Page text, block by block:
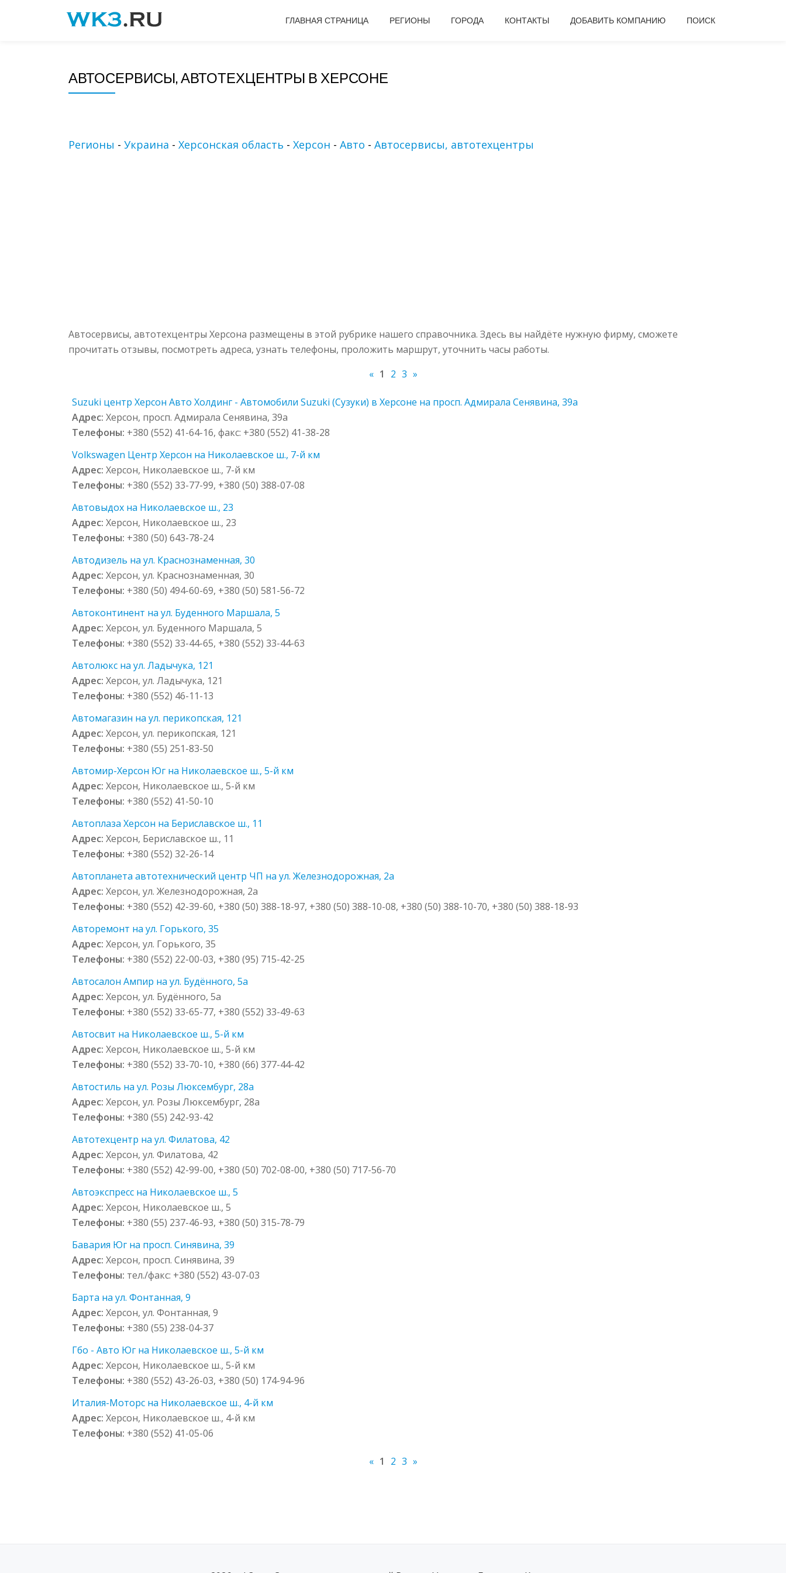
ГЛАВНАЯ СТРАНИЦА РЕГИОНЫ ГОРОДА КОНТАКТЫ ДОБАВИТЬ КОМПАНИЮ ПОИСК
АВТОСЕРВИСЫ, АВТОТЕХЦЕНТРЫ В ХЕРСОНЕ
Регионы - Украина - Херсонская область - Херсон - Авто - Автосервисы, автотехцентры
Автосервисы, автотехцентры Херсона размещены в этой рубрике нашего справочника. Здесь вы найдёте нужную фирму, сможете
прочитать отзывы, посмотреть адреса, узнать телефоны, проложить маршрут, уточнить часы работы.
« 1 2 3 »
Suzuki центр Херсон Авто Холдинг - Автомобили Suzuki (Сузуки) в Херсоне на просп. Адмирала Сенявина, 39а
Адрес:Херсон, просп. Адмирала Сенявина, 39а
Телефоны: +380 (552) 41-64-16, факс: +380 (552) 41-38-28
Volkswagen Центр Херсон на Николаевское ш., 7-й км
Адрес:Херсон, Николаевское ш., 7-й км
Телефоны: +380 (552) 33-77-99, +380 (50) 388-07-08
Автовыдох на Николаевское ш., 23
Адрес:Херсон, Николаевское ш., 23
Телефоны: +380 (50) 643-78-24
Автодизель на ул. Краснознаменная, 30
Адрес:Херсон, ул. Краснознаменная, 30
Телефоны: +380 (50) 494-60-69, +380 (50) 581-56-72
Автоконтинент на ул. Буденного Маршала, 5
Адрес:Херсон, ул. Буденного Маршала, 5
Телефоны: +380 (552) 33-44-65, +380 (552) 33-44-63
Автолюкс на ул. Ладычука, 121
Адрес:Херсон, ул. Ладычука, 121
Телефоны: +380 (552) 46-11-13
Автомагазин на ул. перикопская, 121
Адрес:Херсон, ул. перикопская, 121
Телефоны: +380 (55) 251-83-50
Автомир-Херсон Юг на Николаевское ш., 5-й км
Адрес:Херсон, Николаевское ш., 5-й км
Телефоны: +380 (552) 41-50-10
Автоплаза Херсон на Бериславское ш., 11
Адрес:Херсон, Бериславское ш., 11
Телефоны: +380 (552) 32-26-14
Автопланета автотехнический центр ЧП на ул. Железнодорожная, 2а
Адрес:Херсон, ул. Железнодорожная, 2а
Телефоны: +380 (552) 42-39-60, +380 (50) 388-18-97, +380 (50) 388-10-08, +380 (50) 388-10-70, +380 (50) 388-18-93
Авторемонт на ул. Горького, 35
Адрес:Херсон, ул. Горького, 35
Телефоны: +380 (552) 22-00-03, +380 (95) 715-42-25
Автосалон Ампир на ул. Будённого, 5а
Адрес:Херсон, ул. Будённого, 5а
Телефоны: +380 (552) 33-65-77, +380 (552) 33-49-63
Автосвит на Николаевское ш., 5-й км
Адрес:Херсон, Николаевское ш., 5-й км
Телефоны: +380 (552) 33-70-10, +380 (66) 377-44-42
Автостиль на ул. Розы Люксембург, 28а
Адрес:Херсон, ул. Розы Люксембург, 28а
Телефоны: +380 (55) 242-93-42
Автотехцентр на ул. Филатова, 42
Адрес:Херсон, ул. Филатова, 42
Телефоны: +380 (552) 42-99-00, +380 (50) 702-08-00, +380 (50) 717-56-70
Автоэкспресс на Николаевское ш., 5
Адрес:Херсон, Николаевское ш., 5
Телефоны: +380 (55) 237-46-93, +380 (50) 315-78-79
Бавария Юг на просп. Синявина, 39
Адрес:Херсон, просп. Синявина, 39
Телефоны: тел./факс: +380 (552) 43-07-03
Барта на ул. Фонтанная, 9
Адрес:Херсон, ул. Фонтанная, 9
Телефоны: +380 (55) 238-04-37
Гбо - Авто Юг на Николаевское ш., 5-й км
Адрес:Херсон, Николаевское ш., 5-й км
Телефоны: +380 (552) 43-26-03, +380 (50) 174-94-96
Италия-Моторс на Николаевское ш., 4-й км
Адрес:Херсон, Николаевское ш., 4-й км
Телефоны: +380 (552) 41-05-06
« 1 2 3 »